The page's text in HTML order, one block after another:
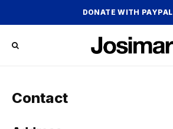
DONATE WITH PAYPAL
Contact